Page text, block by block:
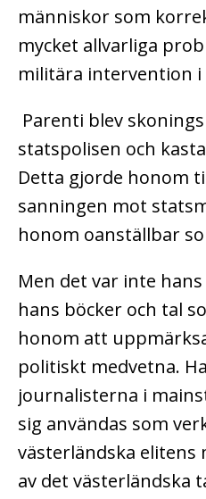
människor som
mycket allvarliga
militära intervention i
Parenti blev
statspolisen och
Detta gjorde honom
sanningen mot
honom oanställbar
Men det var inte
hans böcker och tal
honom att
politiskt medvetna.
journalisterna i
sig användas som
västerländska elitens
av det västerländska